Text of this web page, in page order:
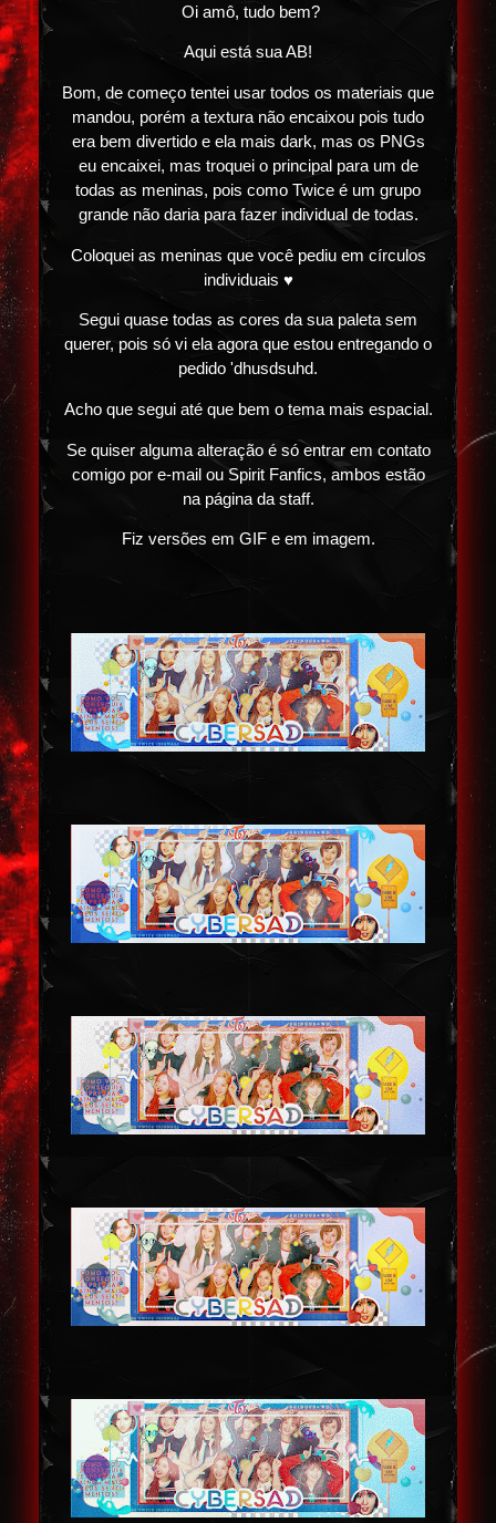
Oi amô, tudo bem?
Aqui está sua AB!
Bom, de começo tentei usar todos os materiais que
mandou, porém a textura não encaixou pois tudo
era bem divertido e ela mais dark, mas os PNGs
eu encaixei, mas troquei o principal para um de
todas as meninas, pois como Twice é um grupo
grande não daria para fazer individual de todas.
Coloquei as meninas que você pediu em círculos
individuais ♥
Segui quase todas as cores da sua paleta sem
querer, pois só vi ela agora que estou entregando o
pedido 'dhusdsuhd.
Acho que segui até que bem o tema mais espacial.
Se quiser alguma alteração é só entrar em contato
comigo por e-mail ou Spirit Fanfics, ambos estão
na página da staff.
Fiz versões em GIF e em imagem.